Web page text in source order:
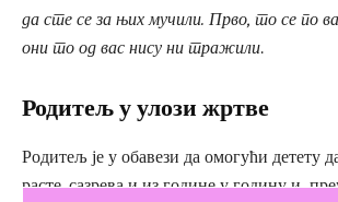
да сте се за њих мучили. Прво, то се по
они то од вас нису ни тражили.
Родитељ у улози жртве
Родитељ је у обавези да омогући детету
расте, сазрева и из године у годину и